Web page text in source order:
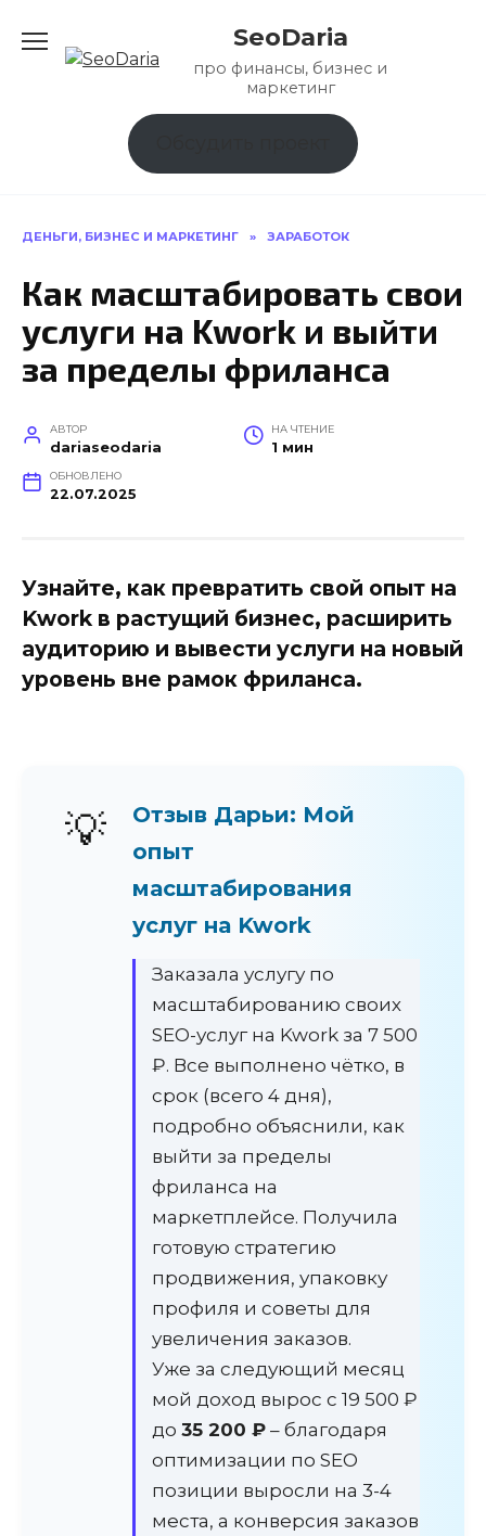
содержанию
SeoDaria
про финансы, бизнес и
маркетинг
ДЕНЬГИ, БИЗНЕС И МАРКЕТИНГ » ЗАРАБОТОК
Как масштабировать свои
услуги на Kwork и выйти
за пределы фриланса
АВТОР
dariaseodaria
НА ЧТЕНИЕ
1 мин
ОБНОВЛЕНО
22.07.2025
Узнайте, как превратить свой опыт на
Kwork в растущий бизнес, расширить
аудиторию и вывести услуги на новый
уровень вне рамок фриланса.
💡
Отзыв Дарьи: Мой
опыт
масштабирования
услуг на Kwork
Заказала услугу по
масштабированию своих
SEO-услуг на Kwork за 7 500
₽. Все выполнено чётко, в
срок (всего 4 дня),
подробно объяснили, как
выйти за пределы
фриланса на
маркетплейсе. Получила
готовую стратегию
продвижения, упаковку
профиля и советы для
увеличения заказов.
Уже за следующий месяц
мой доход вырос с 19 500 ₽
до 35 200 ₽ – благодаря
оптимизации по SEO
позиции выросли на 3-4
места, а конверсия заказов